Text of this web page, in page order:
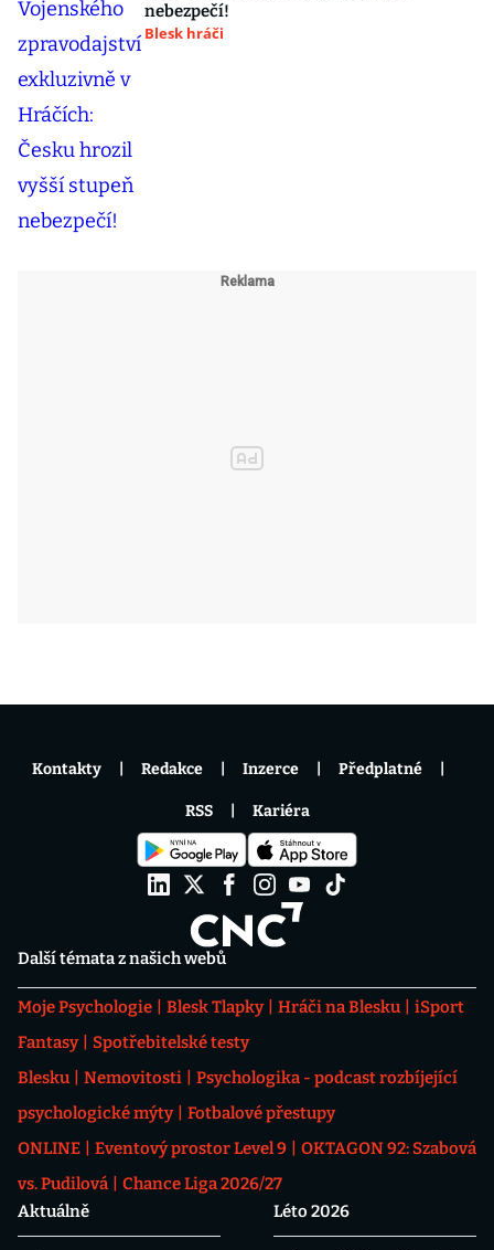
nebezpečí!
Blesk hráči
Další témata z našich webů
Moje Psychologie Blesk Tlapky Hráči na Blesku
iSport
Fantasy
Spotřebitelské testy
Blesku
Nemovitosti
Psychologika - podcast rozbíjející
psychologické mýty
Fotbalové přestupy
ONLINE
Eventový prostor Level 9
OKTAGON 92: Szabová
vs. Pudilová
Chance Liga 2026/27
Aktuálně
Léto 2026
Kontakty Redakce Inzerce Předplatné
RSS Kariéra